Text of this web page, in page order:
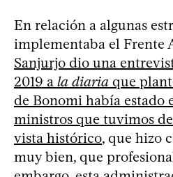
En relación a algunas
implementaba el Frente
Sanjurjo dio una
2019 a la diaria que
de Bonomi había estado
ministros que tuvimos
vista histórico, que hizo
muy bien, que